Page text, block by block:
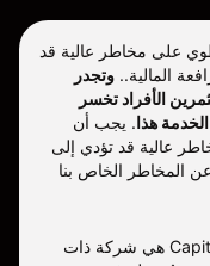
على مخاطر عالية قد
المالية.. وتجدر
المستثمرين الأفراد تخسر
هذا. يجب أن
عالية قد تؤدي إلى
المخاطر الخاص بنا
شركة Capital Com Online Investments Ltd هي شركة ذات